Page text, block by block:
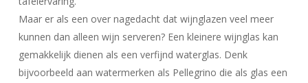
Maar er als een over nagedacht dat wijnglazen veel meer
kunnen dan alleen wijn serveren? Een kleinere wijnglas kan
gemakkelijk dienen als een verfijnd waterglas. Denk
bijvoorbeeld aan watermerken als Pellegrino die als glas een